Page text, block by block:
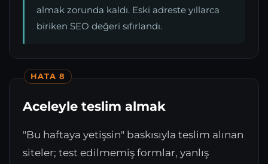
almak zorunda kaldı. Eski adreste yıllarca
biriken SEO değeri sıfırlandı.
HATA 8
Aceleyle teslim almak
"Bu haftaya yetişsin" baskısıyla teslim alınan
siteler; test edilmemiş formlar, yanlış